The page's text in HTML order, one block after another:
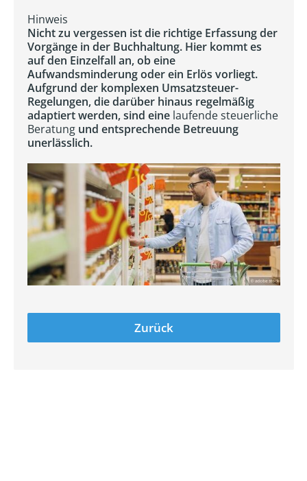
Hinweis
Nicht zu vergessen ist die richtige Erfassung der
Vorgänge in der Buchhaltung. Hier kommt es
auf den Einzelfall an, ob eine
Aufwandsminderung oder ein Erlös vorliegt.
Aufgrund der komplexen Umsatzsteuer-
Regelungen, die darüber hinaus regelmäßig
adaptiert werden, sind eine laufende steuerliche
Beratung und entsprechende Betreuung
unerlässlich.
Zurück